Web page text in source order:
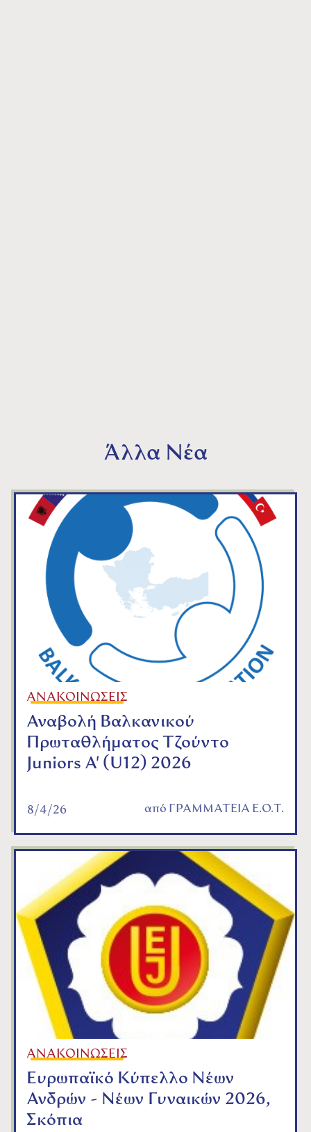
Άλλα Νέα
ΑΝΑΚΟΙΝΩΣΕΙΣ
Αναβολή Βαλκανικού
Πρωταθλήματος Τζούντο
Juniors A' (U12) 2026
8/4/26 από ΓΡΑΜΜΑΤΕΙΑ Ε.Ο.Τ.
ΑΝΑΚΟΙΝΩΣΕΙΣ
Ευρωπαϊκό Κύπελλο Νέων
Ανδρών - Νέων Γυναικών 2026,
Σκόπια